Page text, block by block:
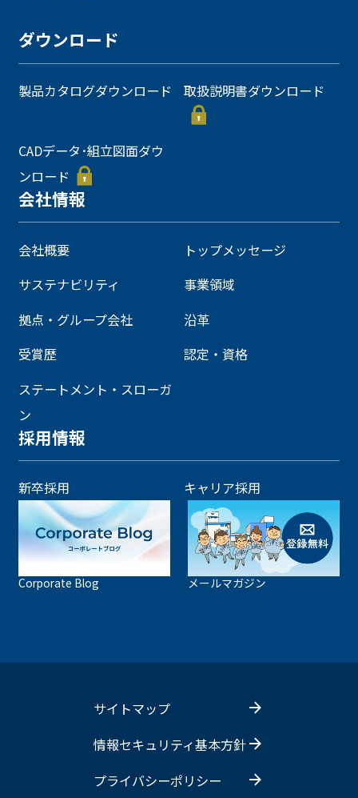
ダウンロード
製品カタログダウンロード 取扱説明書ダウンロード
CADデータ･組立図面ダウ
ンロード
会社情報
会社概要
トップメッセージ
サステナビリティ
事業領域
拠点・グループ会社
沿革
受賞歴
認定・資格
ステートメント・スローガ
ン
採用情報
新卒採用 キャリア採用
Corporate Blog メールマガジン
サイトマップ
情報セキュリティ基本方針
プライバシーポリシー